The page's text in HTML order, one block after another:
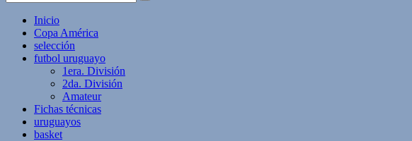
Inicio
Copa América
selección
futbol uruguayo
1era. División
2da. División
Amateur
Fichas técnicas
uruguayos
basket